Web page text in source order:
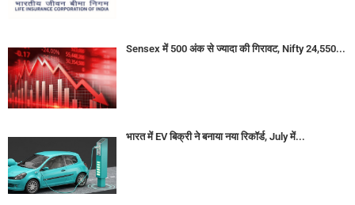
Sensex में 500 अंक से ज्यादा की गिरावट, Nifty 24,550...
भारत में EV बिक्री ने बनाया नया रिकॉर्ड, July में...